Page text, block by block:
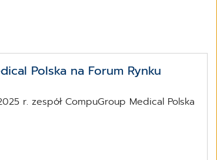
Polska na Forum Rynku
r. zespół CompuGroup Medical Polska